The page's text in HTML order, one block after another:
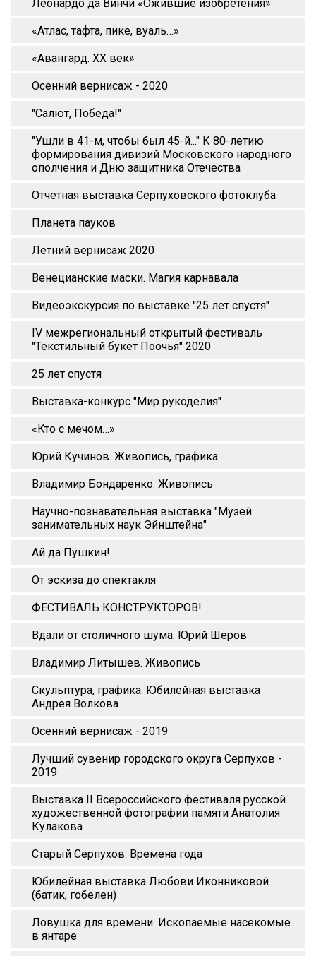
Леонардо да Винчи «Ожившие изобретения»
«Атлас, тафта, пике, вуаль…»
«Авангард. XX век»
Осенний вернисаж - 2020
"Салют, Победа!"
"Ушли в 41-м, чтобы был 45-й..." К 80-летию
формирования дивизий Московского народного
ополчения и Дню защитника Отечества
Отчетная выставка Серпуховского фотоклуба
Планета пауков
Летний вернисаж 2020
Венецианские маски. Магия карнавала
Видеоэкскурсия по выставке "25 лет спустя"
IV межрегиональный открытый фестиваль
"Текстильный букет Поочья" 2020
25 лет спустя
Выставка-конкурс "Мир рукоделия"
«Кто с мечом…»
Юрий Кучинов. Живопись, графика
Владимир Бондаренко. Живопись
Научно-познавательная выставка "Музей
занимательных наук Эйнштейна"
Ай да Пушкин!
От эскиза до спектакля
ФЕСТИВАЛЬ КОНСТРУКТОРОВ!
Вдали от столичного шума. Юрий Шеров
Владимир Литышев. Живопись
Скульптура, графика. Юбилейная выставка
Андрея Волкова
Осенний вернисаж - 2019
Лучший сувенир городского округа Серпухов -
2019
Выставка II Всероссийского фестиваля русской
художественной фотографии памяти Анатолия
Кулакова
Старый Серпухов. Времена года
Юбилейная выставка Любови Иконниковой
(батик, гобелен)
Ловушка для времени. Ископаемые насекомые
в янтаре